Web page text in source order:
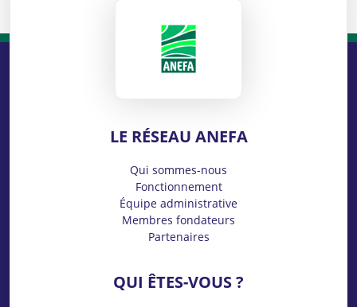
LE RÉSEAU ANEFA
Qui sommes-nous
Fonctionnement
Équipe administrative
Membres fondateurs
Partenaires
QUI ÊTES-VOUS ?